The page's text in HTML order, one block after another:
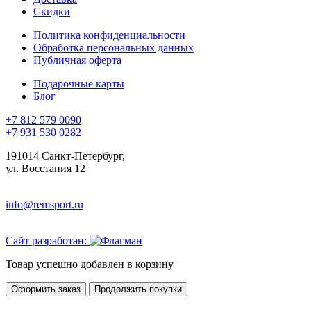
Скидки
Политика конфиденциальности
Обработка персональных данных
Публичная оферта
Подарочные карты
Блог
+7 812 579 0090
+7 931 530 0282
191014 Санкт-Петербург,
ул. Восстания 12
info@remsport.ru
Сайт разработан:
Товар успешно добавлен в корзину
Оформить заказ Продолжить покупки